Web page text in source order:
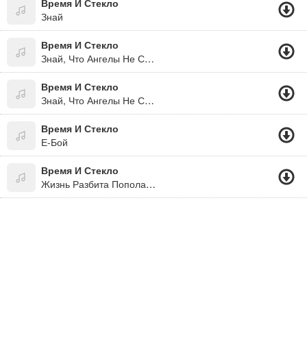
Время И Стекло
Знай
Время И Стекло
Знай, Что Ангелы Не Спят...
Время И Стекло
Знай, Что Ангелы Не Спят(2011)!!!
Время И Стекло
Е-Бой
Время И Стекло
Жизнь Разбита Пополам.в.хрупкое Стекло..